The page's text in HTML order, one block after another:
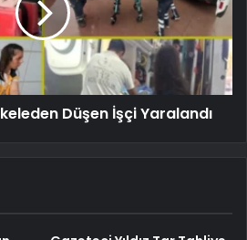
Düşen İşçi Yaralandı